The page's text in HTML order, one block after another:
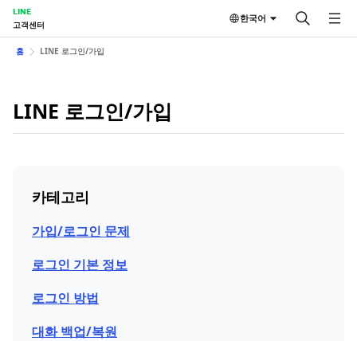
LINE
고객센터
한국어
홈 LINE 로그인/가입
LINE 로그인/가입
카테고리
가입/로그인 문제
로그인 기본 정보
로그인 방법
대화 백업/복원